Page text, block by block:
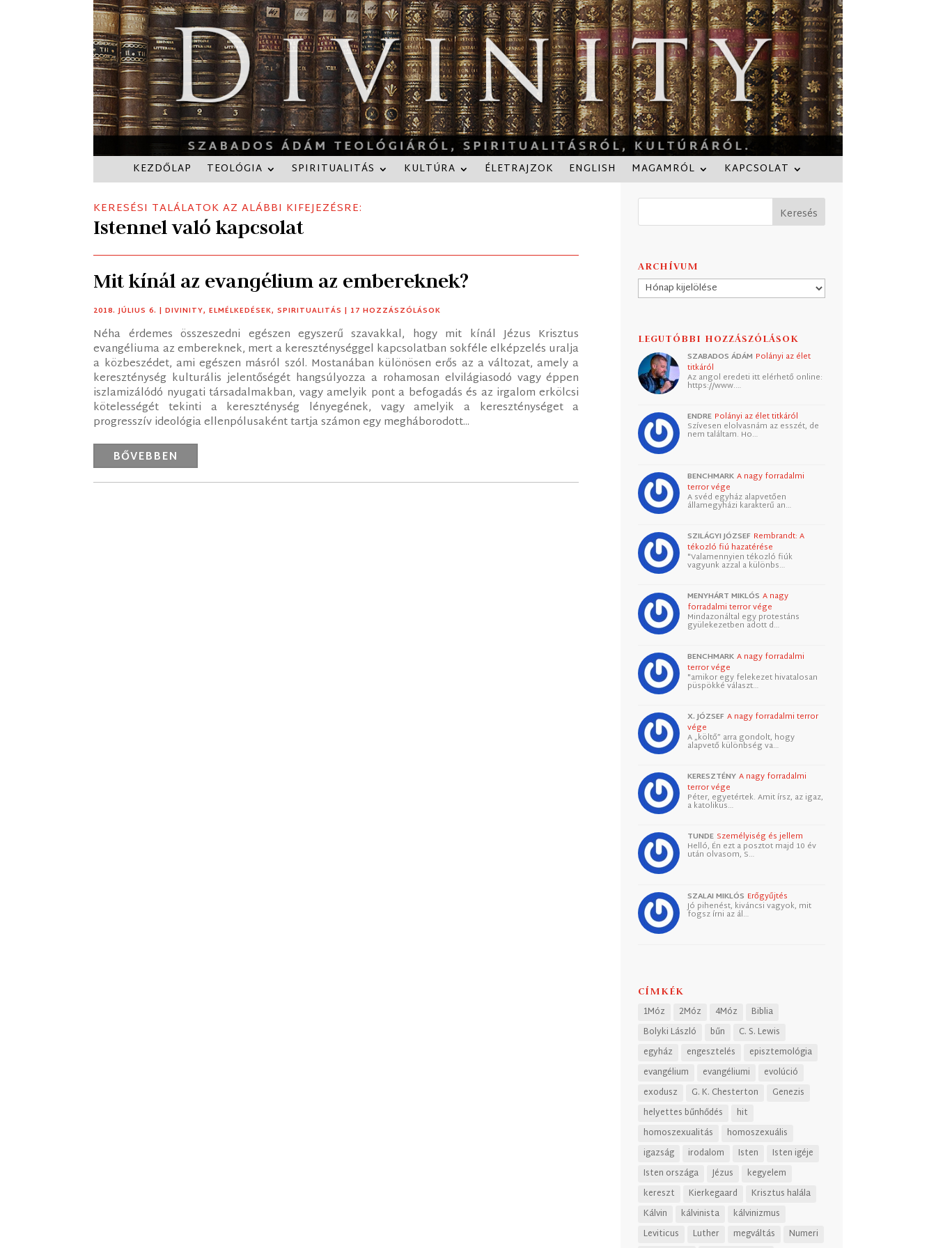
KEZDŐLAP TEOLÓGIA SPIRITUALITÁS KULTÚRA ÉLETRAJZOK ENGLISH MAGAMRÓL KAPCSOLAT
KERESÉSI TALÁLATOK AZ ALÁBBI KIFEJEZÉSRE:
Istennel való kapcsolat
Mit kínál az evangélium az embereknek?
2018. JÚLIUS 6. |DIVINITY,ELMÉLKEDÉSEK,SPIRITUALITÁS | 17 HOZZÁSZÓLÁSOK
Néha érdemes összeszedni egészen egyszerű szavakkal, hogy mit kínál Jézus Krisztus
evangéliuma az embereknek, mert a kereszténységgel kapcsolatban sokféle elképzelés uralja
a közbeszédet, ami egészen másról szól. Mostanában különösen erős az a változat, amely a
kereszténység kulturális jelentőségét hangsúlyozza a rohamosan elvilágiasodó vagy éppen
iszlamizálódó nyugati társadalmakban, vagy amelyik pont a befogadás és az irgalom erkölcsi
kötelességét tekinti a kereszténység lényegének, vagy amelyik a kereszténységet a
progresszív ideológia ellenpólusaként tartja számon egy megháborodott...
BŐVEBBEN
ARCHÍVUM
Archívum
LEGUTÓBBI HOZZÁSZÓLÁSOK
SZABADOS ÁDÁM Polányi az élet
titkáról
Az angol eredeti itt elérhető online:
https://www.…
ENDRE Polányi az élet titkáról
Szívesen elolvasnám az esszét, de
nem találtam. Ho…
BENCHMARK A nagy forradalmi
terror vége
A svéd egyház alapvetően
államegyházi karakterű an…
SZILÁGYI JÓZSEF Rembrandt: A
tékozló fiú hazatérése
"Valamennyien tékozló fiúk
vagyunk azzal a különbs…
MENYHÁRT MIKLÓS A nagy
forradalmi terror vége
Mindazonáltal egy protestáns
gyülekezetben adott d…
BENCHMARK A nagy forradalmi
terror vége
"amikor egy felekezet hivatalosan
püspökké választ…
X. JÓZSEF A nagy forradalmi terror
vége
A „költő” arra gondolt, hogy
alapvető különbség va…
KERESZTÉNY A nagy forradalmi
terror vége
Péter, egyetértek. Amit írsz, az igaz,
a katolikus…
TUNDE Személyiség és jellem
Helló, Én ezt a posztot majd 10 év
után olvasom, S…
SZALAI MIKLÓS Erőgyűjtés
Jó pihenést, kiváncsi vagyok, mit
fogsz írni az ál…
CÍMKÉK
1Móz 2Móz 4Móz
Biblia
Bolyki László
bűn
C. S. Lewis
egyház
engesztelés
episztemológia
evangélium
evangéliumi
evolúció
exodusz
G. K. Chesterton
Genezis
helyettes bűnhődés
hit
homoszexualitás
homoszexuális
igazság
irodalom Isten
Isten igéje
Isten országa
Jézus
kegyelem
kereszt
Kierkegaard
Krisztus halála
Kálvin
kálvinista
kálvinizmus
Leviticus
Luther megváltás
Numeri